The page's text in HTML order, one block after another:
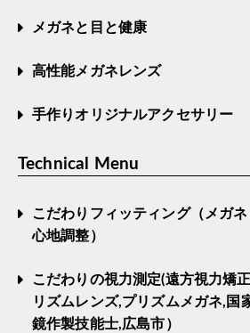
メガネと目と健康
高性能メガネレンズ
手作りオリジナルアクセサリー
Technical Menu
こだわりフィッティング（メガ
心地調整）
こだわりの視力測定(遠方視力矯
リズムレンズ,プリズムメガネ,国
鏡作製技能士,広島市）